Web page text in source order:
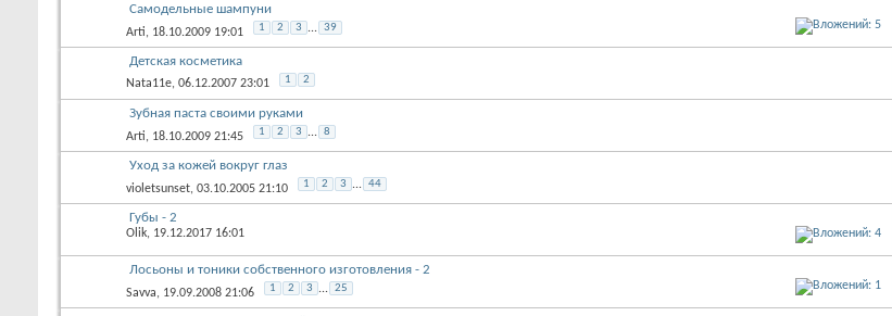
Самодельные шампуни
Arti, 18.10.2009 19:01 1 2 3 ... 39
Детская косметика
Nata11e, 06.12.2007 23:01 1 2
Зубная паста своими руками
Arti, 18.10.2009 21:45 1 2 3 ... 8
Уход за кожей вокруг глаз
violetsunset, 03.10.2005 21:10 1 2 3 ... 44
Губы - 2
Olik, 19.12.2017 16:01
Лосьоны и тоники собственного изготовления - 2
Savva, 19.09.2008 21:06 1 2 3 ... 25